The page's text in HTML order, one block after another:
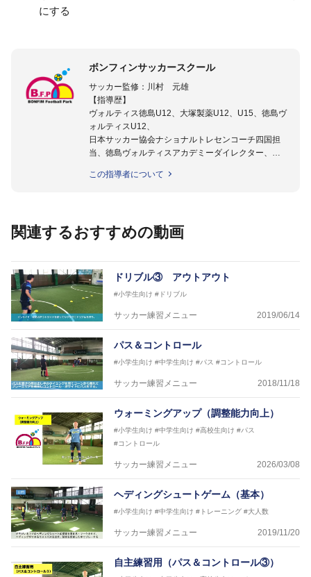
にする
ボンフィンサッカースクール
サッカー監修：川村 元雄
【指導歴】
ヴォルティス徳島U12、大塚製薬U12、U15、徳島ヴ
ォルティスU12、
日本サッカー協会ナショナルトレセンコーチ四国担
当、徳島ヴォルティスアカデミーダイレクター、
日本サッカー協会公認B級養成講習会インストラクタ
協会公認キッズリーダーチーフインストラクター
【指導歴】
FリーグU23選抜監督、ミャンマー女子フットサル代
表監督
日本サッカー協会フットサルインストラクター、AFC
（アジアサッカー連盟）フットサルインストラクター
【資格】
JFA公認A級コーチジェネラルライセンス・JFA公認フ
ットサルB級コーチライセンス
横山 哲久
ASV ペスカドーラ町田 監督、FC VIGORE 監督
【資格】
日本サッカー協会公認B級ライセンス・日本サッカー
協会公認フットサルB級ライセンス
この指導者について
関連するおすすめの動画
ドリブル③ アウトアウト
#小学生向け #ドリブル
サッカー練習メニュー 2019/06/14
パス＆コントロール
#小学生向け #中学生向け #パス #コントロール
サッカー練習メニュー 2018/11/18
ウォーミングアップ（調整能力向上）
#小学生向け #中学生向け #高校生向け #パス
#コントロール
サッカー練習メニュー 2026/03/08
ヘディングシュートゲーム（基本）
#小学生向け #中学生向け #トレーニング #大人数
サッカー練習メニュー 2019/11/20
自主練習用（パス＆コントロール③）